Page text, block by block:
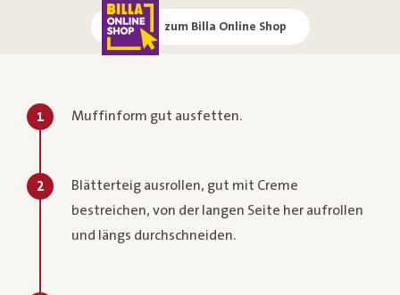
zum Billa Online Shop
1 Muffinform gut ausfetten.
2
Blätterteig ausrollen, gut mit Creme
bestreichen, von der langen Seite her aufrollen
und längs durchschneiden.